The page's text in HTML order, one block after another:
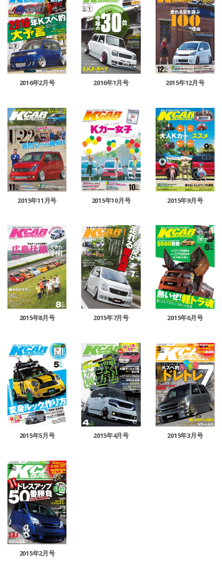
2016年2月号 2016年1月号 2015年12月号
2015年11月号 2015年10月号 2015年9月号
2015年8月号 2015年7月号 2015年6月号
2015年5月号 2015年4月号 2015年3月号
2015年2月号